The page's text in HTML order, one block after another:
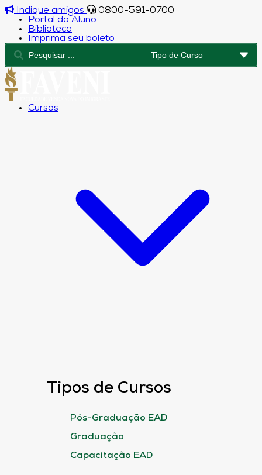
Indique amigos
0800-591-0700
Portal do Aluno
Biblioteca
Imprima seu boleto
Cursos
Tipos de Cursos
Pós-Graduação EAD
Graduação
Capacitação EAD